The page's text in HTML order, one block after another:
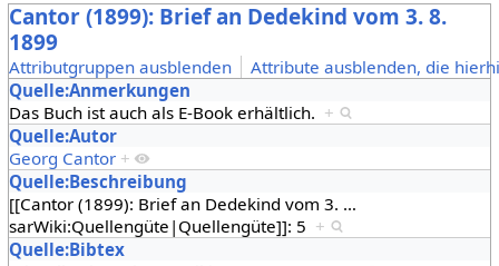
Cantor (1899): Brief an Dedekind vom 3. 8.
1899
Attributgruppen ausblenden
Attribute ausblenden, die
Quelle:Anmerkungen
Das Buch ist auch als E-Book erhältlich. +
Quelle:Autor
Georg Cantor +
Quelle:Beschreibung
[[Cantor (1899): Brief an Dedekind vom 3. …
sarWiki:Quellengüte|Quellengüte]]: 5 +
Quelle:Bibtex